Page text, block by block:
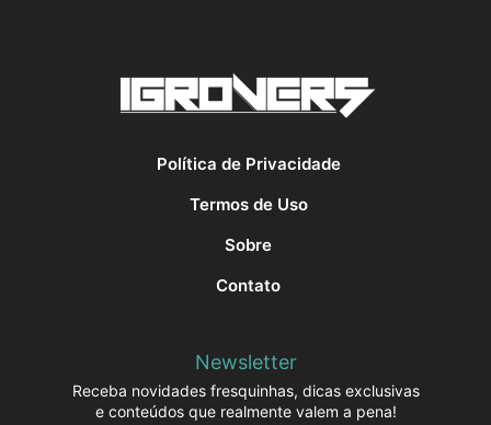
Política de Privacidade
Termos de Uso
Sobre
Contato
Newsletter
Receba novidades fresquinhas, dicas exclusivas
e conteúdos que realmente valem a pena!